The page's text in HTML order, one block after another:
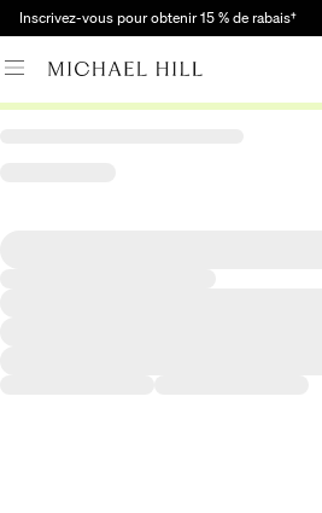
Inscrivez-vous pour obtenir 15 % de rabais†